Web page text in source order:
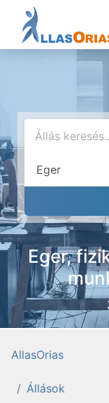
Eger,
AllasOrias
Állások